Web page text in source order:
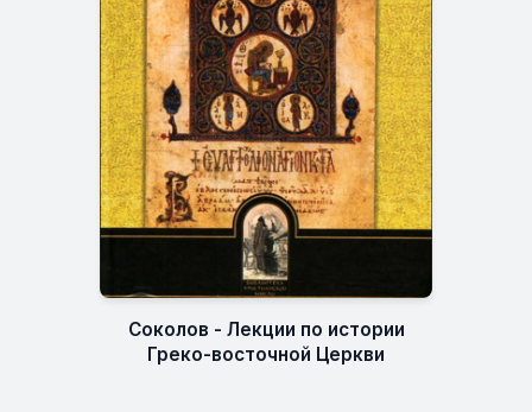
Соколов - Лекции по истории
Греко-восточной Церкви